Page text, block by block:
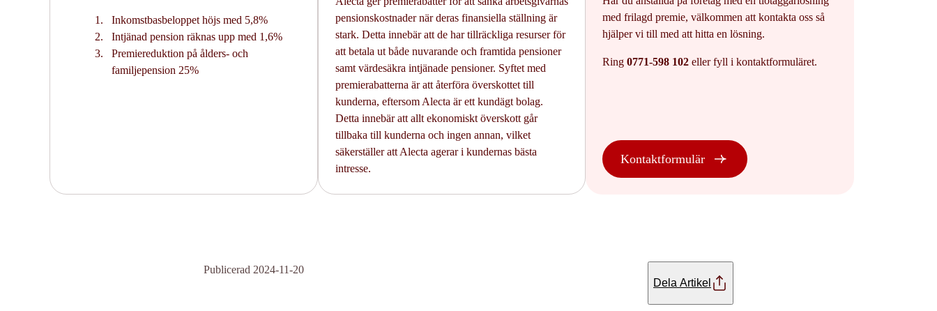
Inkomstbasbeloppet höjs med 5,8%
Intjänad pension räknas upp med 1,6%
Premiereduktion på ålders- och
familjepension 25%
pensionskostnader när deras finansiella ställning är
stark. Detta innebär att de har tillräckliga resurser för
att betala ut både nuvarande och framtida pensioner
samt värdesäkra intjänade pensioner. Syftet med
premierabatterna är att återföra överskottet till
kunderna, eftersom Alecta är ett kundägt bolag.
Detta innebär att allt ekonomiskt överskott går
tillbaka till kunderna och ingen annan, vilket
säkerställer att Alecta agerar i kundernas bästa
intresse.
med frilagd premie, välkommen att kontakta oss så
hjälper vi till med att hitta en lösning.
Ring0771-598 102eller fyll i kontaktformuläret.
Kontaktformulär
Publicerad 2024-11-20
Dela Artikel